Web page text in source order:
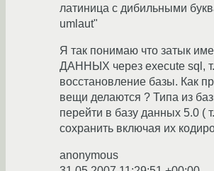
латиница с дибильными
umlaut"
Я так понимаю что затык
ДАННЫХ через execute sql,
восстановление базы. Как
вещи делаются ? Типа из
перейти в базу данных 5.0 (
сохранить включая их
anonymous